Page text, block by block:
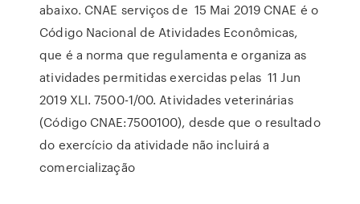
abaixo. CNAE serviços de 15 Mai 2019 CNAE é o
Código Nacional de Atividades Econômicas,
que é a norma que regulamenta e organiza as
atividades permitidas exercidas pelas 11 Jun
2019 XLI. 7500-1/00. Atividades veterinárias
(Código CNAE:7500100), desde que o resultado
do exercício da atividade não incluirá a
comercialização